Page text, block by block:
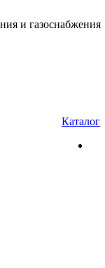
и газоснабжения
Каталог